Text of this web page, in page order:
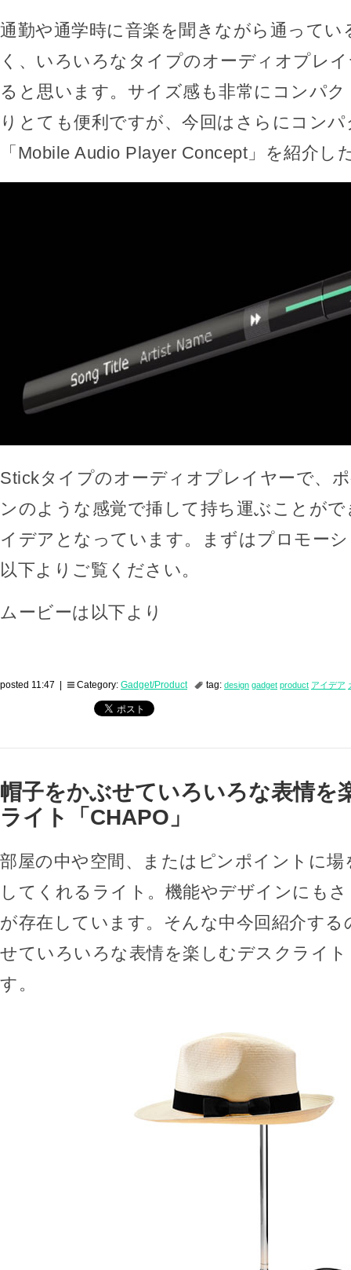
通勤や通学時に音楽を聞きながら通ってい
く、いろいろなタイプのオーディオプレ
ると思います。サイズ感も非常にコンパ
りとても便利ですが、今回はさらにコン
「Mobile Audio Player Concept」を紹介し
Stickタイプのオーディオプレイヤーで、
ンのような感覚で挿して持ち運ぶことが
イデアとなっています。まずはプロモー
以下よりご覧ください。
ムービーは以下より
posted 11:47 | Category: Gadget/Product tag: design gadget product アイデア
帽子をかぶせていろいろな表情を
ライト「CHAPO」
部屋の中や空間、またはピンポイントに
してくれるライト。機能やデザインにも
が存在しています。そんな中今回紹介する
せていろいろな表情を楽しむデスクライ
す。